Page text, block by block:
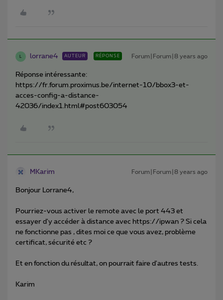
lorrane4 AUTEUR RÉPONSE Forum|Forum|8 years ago
Réponse intéressante:
https://fr.forum.proximus.be/internet-10/bbox3-et-
acces-config-a-distance-
42036/index1.html#post603054
MKarim Forum|Forum|8 years ago
Bonjour Lorrane4,
Pourriez-vous activer le remote avec le port 443 et
essayer d'y accéder à distance avec https://ipwan ? Si cela
ne fonctionne pas , dites moi ce que vous avez, problème
certificat, sécurité etc ?
Et en fonction du résultat, on pourrait faire d'autres tests.
Karim